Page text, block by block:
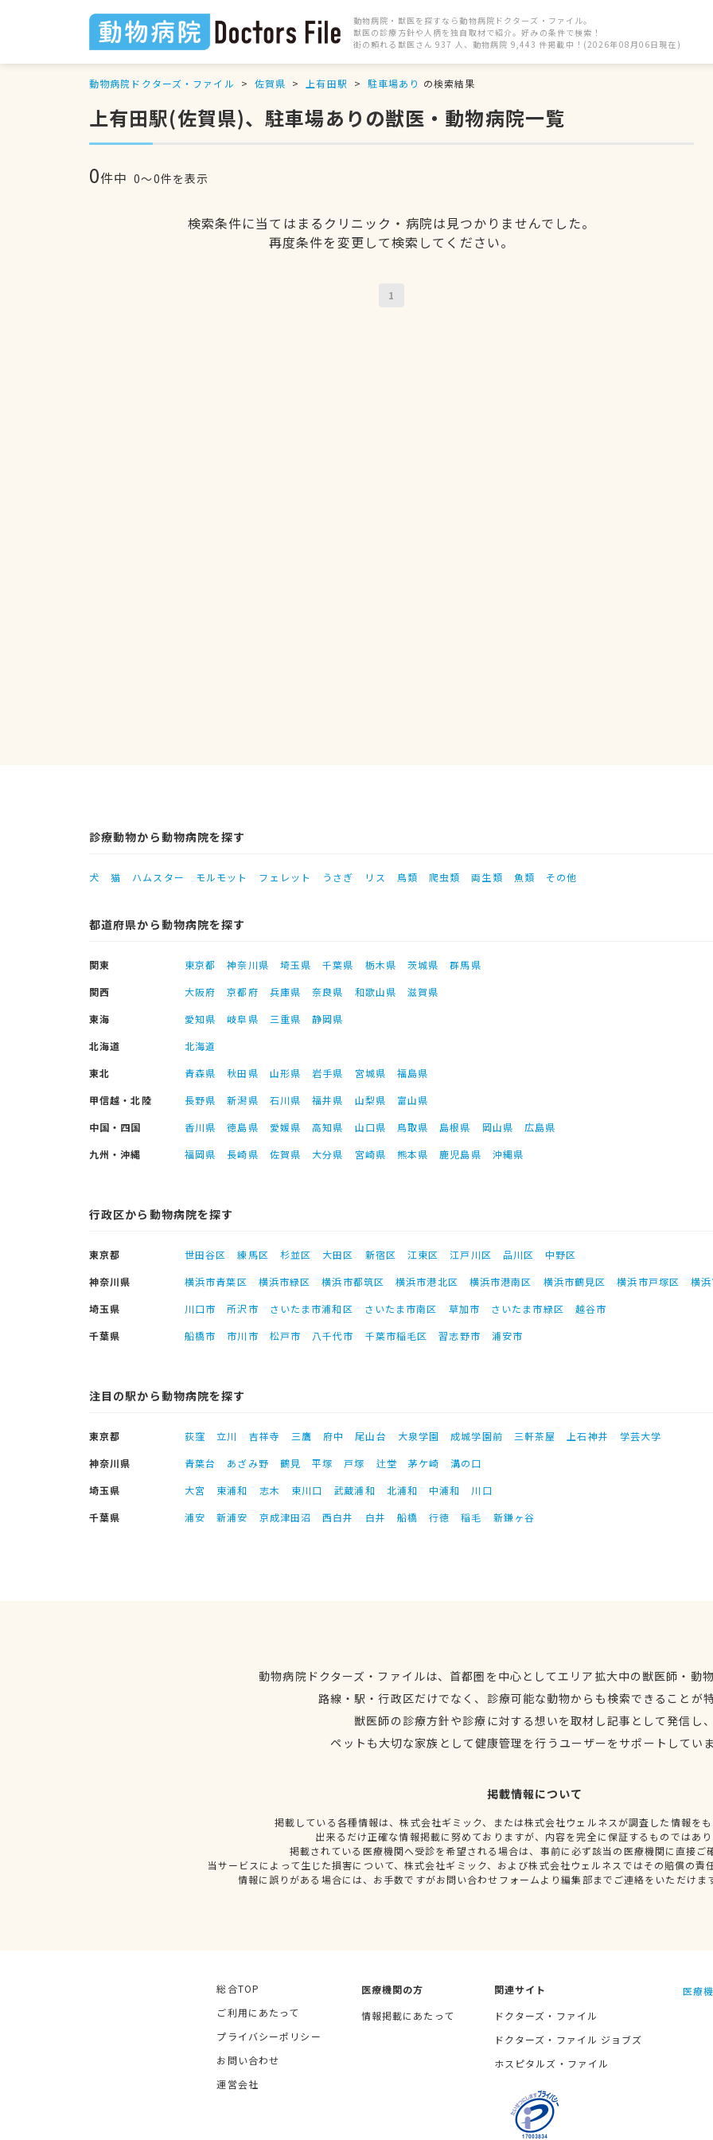
動物病院・獣医を探すなら動物病院ドクターズ・ファイル。
獣医の診療方針や人柄を独自取材で紹介。好みの条件で検索！
街の頼れる獣医さん 937 人、動物病院 9,443 件掲載中！(2026年08月06日現在)
動物病院ドクターズ・ファイル 佐賀県 上有田駅 駐車場あり の検索結果
上有田駅(佐賀県)、駐車場ありの獣医・動物病院一覧
0件中 0〜0件を表示
検索条件に当てはまるクリニック・病院は見つかりませんでした。
再度条件を変更して検索してください。
1
診療動物から動物病院を探す
犬 猫 ハムスター モルモット フェレット うさぎ リス 鳥類 爬虫類 両生類 魚類 その他
都道府県から動物病院を探す
関東 東京都 神奈川県 埼玉県 千葉県 栃木県 茨城県
群馬県
関西
大阪府 京都府 兵庫県 奈良県 和歌山県
滋賀県
東海
愛知県 岐阜県 三重県
静岡県
北海道
北海道
東北
青森県 秋田県 山形県 岩手県 宮城県
福島県
甲信越・北陸
長野県 新潟県 石川県 福井県 山梨県
富山県
中国・四国
香川県 徳島県 愛媛県 高知県 山口県 鳥取県 島根県 岡山県
広島県
九州・沖縄
福岡県 長崎県 佐賀県 大分県 宮崎県 熊本県 鹿児島県 沖縄県
行政区から動物病院を探す
東京都 世田谷区 練馬区 杉並区 大田区 新宿区 江東区 江戸川区 品川区
中野区
神奈川県
横浜市青葉区 横浜市緑区 横浜市都筑区 横浜市港北区 横浜市港南区 横浜市鶴見区 横浜市戸塚区
横
埼玉県
川口市 所沢市 さいたま市浦和区 さいたま市南区 草加市 さいたま市緑区
越谷市
千葉県
船橋市 市川市 松戸市 八千代市 千葉市稲毛区 習志野市 浦安市
注目の駅から動物病院を探す
東京都 荻窪 立川 吉祥寺 三鷹 府中 尾山台 大泉学園 成城学園前 三軒茶屋 上石神井
学芸大学
神奈川県
青葉台 あざみ野 鶴見 平塚 戸塚 辻堂 茅ケ崎
溝の口
埼玉県
大宮 東浦和 志木 東川口 武蔵浦和 北浦和 中浦和
川口
千葉県
浦安 新浦安 京成津田沼 西白井 白井 船橋 行徳 稲毛 新鎌ヶ谷
動物病院ドクターズ・ファイルは、首都圏を中心としてエリア拡大中の獣医師・動
路線・駅・行政区だけでなく、診療可能な動物からも検索できることが
獣医師の診療方針や診療に対する想いを取材し記事として発信し
ペットも大切な家族として健康管理を行うユーザーをサポートしてい
掲載情報について
掲載している各種情報は、株式会社ギミック、または株式会社ウェルネスが調査した情報を
出来るだけ正確な情報掲載に努めておりますが、内容を完全に保証するものではあ
掲載されている医療機関へ受診を希望される場合は、事前に必ず該当の医療機関に直接ご
当サービスによって生じた損害について、株式会社ギミック、および株式会社ウェルネスではその賠償の責
情報に誤りがある場合には、お手数ですがお問い合わせフォームより編集部までご連絡をいただけま
総合TOP
ご利用にあたって
プライバシーポリシー
お問い合わせ
運営会社
医療機関の方
情報掲載にあたって
関連サイト
ドクターズ・ファイル
ドクターズ・ファイル ジョブズ
ホスピタルズ・ファイル
医療